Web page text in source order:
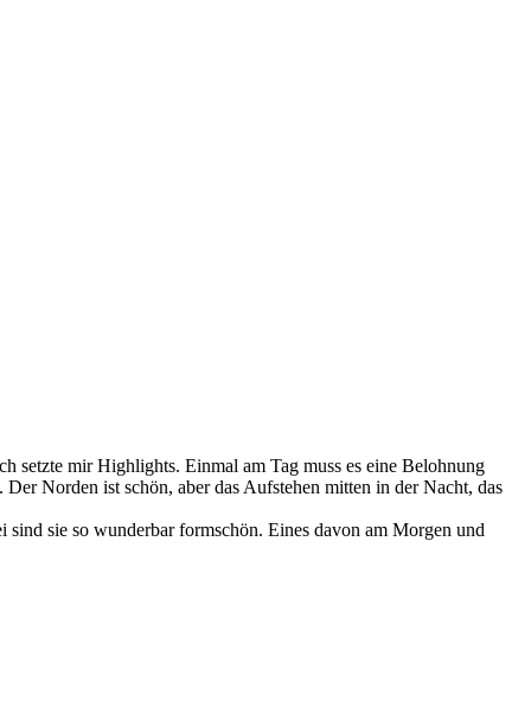
setzte mir Highlights. Einmal am Tag muss es eine Belohnung
Norden ist schön, aber das Aufstehen mitten in der Nacht, das
sie so wunderbar formschön. Eines davon am Morgen und